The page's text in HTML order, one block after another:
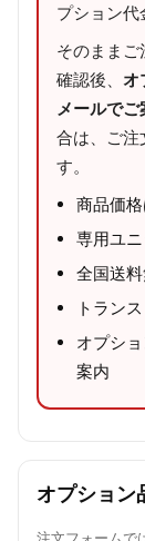
プション代
そのまま
確認後、 オ
メールでご
合は、ご注
す。
商品価
専用ユ
全国送
トラン
オプシ
案内
オプション
注文フォームで